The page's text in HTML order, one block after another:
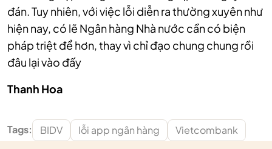
đán.Tuy nhiên, với việc lỗi diễn ra thường xuyên như
hiện nay, có lẽ Ngân hàng Nhà nước cần có biện
pháp triệt để hơn, thay vì chỉ đạo chung chung rồi
đâu lại vào đấy
Thanh Hoa
Tags: BIDV lỗi app ngân hàng Vietcombank